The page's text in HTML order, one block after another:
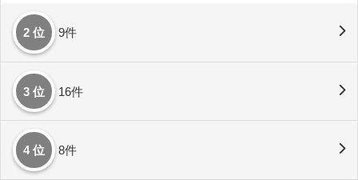
2 位 9件
3 位 16件
4 位 8件